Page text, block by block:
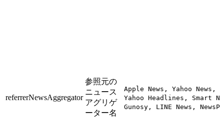
referrerNewsAggregator
参照元の
ニュース
アグリゲ
ーター名
Apple News, Yahoo News,
Yahoo Headlines, Smart
Gunosy, LINE News,